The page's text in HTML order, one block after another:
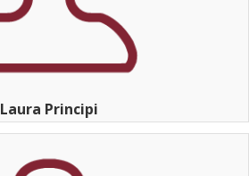
Laura Principi